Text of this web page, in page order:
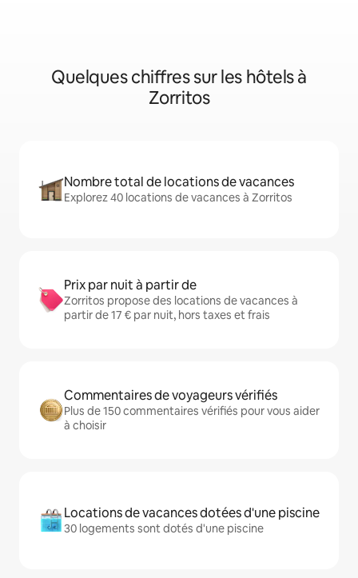
Quelques chiffres sur les hôtels à
Zorritos
Nombre total de locations de vacances
Explorez 40 locations de vacances à Zorritos
Prix par nuit à partir de
Zorritos propose des locations de vacances à
partir de 17 € par nuit, hors taxes et frais
Commentaires de voyageurs vérifiés
Plus de 150 commentaires vérifiés pour vous aider
à choisir
Locations de vacances dotées d'une piscine
30 logements sont dotés d'une piscine